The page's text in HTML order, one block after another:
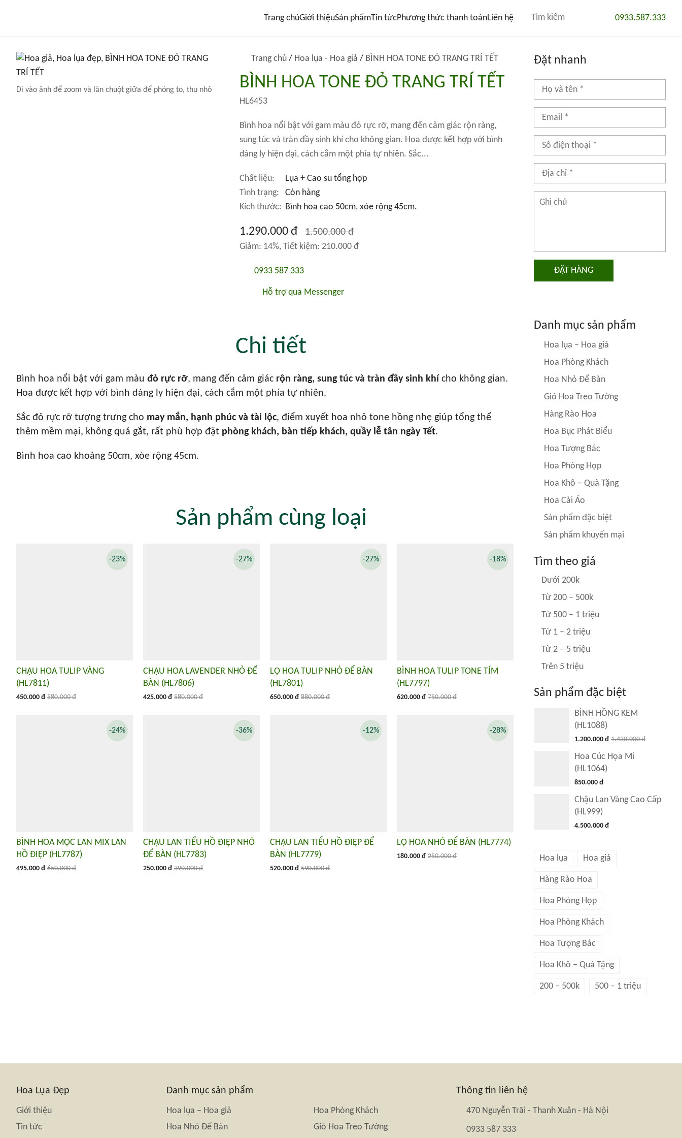
Trang chủGiới thiệuSản phẩmTin tức Phương thức thanh toánLiên hệ 0933.587.333
Di vào ảnh để zoom và lăn chuột giữa để phóng to, thu nhỏ
Trang chủ / Hoa lụa - Hoa giả / BÌNH HOA TONE ĐỎ TRANG TRÍ TẾT
BÌNH HOA TONE ĐỎ TRANG TRÍ TẾT
HL6453
Bình hoa nổi bật với gam màu đỏ rực rỡ, mang đến cảm giác rộn ràng,
sung túc và tràn đầy sinh khí cho không gian. Hoa được kết hợp với bình
dáng ly hiện đại, cách cắm một phía tự nhiên. Sắc...
Chất liệu:
Lụa + Cao su tổng hợp
Tình trạng:
Còn hàng
Kích thước: Bình hoa cao 50cm, xòe rộng 45cm.
1.290.000 đ 1.500.000 đ
Giảm: 14%, Tiết kiệm: 210.000 đ
0933 587 333
Hỗ trợ qua Messenger
Đặt nhanh
ĐẶT HÀNG
Chi tiết
Bình hoa nổi bật với gam màu đỏ rực rỡ, mang đến cảm giác rộn ràng, sung túc và tràn đầy sinh khí cho không gian.
Hoa được kết hợp với bình dáng ly hiện đại, cách cắm một phía tự nhiên.
Sắc đỏ rực rỡ tượng trưng cho may mắn, hạnh phúc và tài lộc, điểm xuyết hoa nhỏ tone hồng nhẹ giúp tổng thể
thêm mềm mại, không quá gắt, rất phù hợp đặt phòng khách, bàn tiếp khách, quầy lễ tân ngày Tết.
Bình hoa cao khoảng 50cm, xòe rộng 45cm.
Sản phẩm cùng loại
CHẬU HOA TULIP VÀNG
(HL7811)
450.000 đ 580.000 đ
-23%
CHẬU HOA LAVENDER NHỎ ĐỂ
BÀN (HL7806)
425.000 đ 580.000 đ
-27%
LỌ HOA TULIP NHỎ ĐỂ BÀN
(HL7801)
650.000 đ 880.000 đ
-27%
BÌNH HOA TULIP TONE TÍM
(HL7797)
620.000 đ 750.000 đ
-18%
BÌNH HOA MỘC LAN MIX LAN
HỒ ĐIỆP (HL7787)
495.000 đ 650.000 đ
-24%
CHẬU LAN TIỂU HỒ ĐIỆP NHỎ
ĐỂ BÀN (HL7783)
250.000 đ 390.000 đ
-36%
CHẬU LAN TIỂU HỒ ĐIỆP ĐỂ
BÀN (HL7779)
520.000 đ 590.000 đ
-12%
LỌ HOA NHỎ ĐỂ BÀN (HL7774)
180.000 đ 250.000 đ
-28%
Danh mục sản phẩm
Hoa lụa – Hoa giả
Hoa Phòng Khách
Hoa Nhỏ Để Bàn
Giỏ Hoa Treo Tường
Hàng Rào Hoa
Hoa Bục Phát Biểu
Hoa Tượng Bác
Hoa Phòng Họp
Hoa Khô – Quà Tặng
Hoa Cài Áo
Sản phẩm đặc biệt
Sản phẩm khuyến mại
Tìm theo giá
Dưới 200k
Từ 200 – 500k
Từ 500 – 1 triệu
Từ 1 – 2 triệu
Từ 2 – 5 triệu
Trên 5 triệu
Sản phẩm đặc biệt
BÌNH HỒNG KEM
(HL1088)
1.200.000 đ 1.430.000 đ
Hoa Cúc Họa Mi
(HL1064)
850.000 đ
Chậu Lan Vàng Cao Cấp
(HL999)
4.500.000 đ
Hoa lụa Hoa giả
Hàng Rào Hoa
Hoa Phòng Họp
Hoa Phòng Khách
Hoa Tượng Bác
Hoa Khô – Quà Tặng
200 – 500k 500 – 1 triệu
Hoa Lụa Đẹp
Giới thiệu
Tin tức
Danh mục sản phẩm
Hoa lụa – Hoa giả
Hoa Phòng Khách
Hoa Nhỏ Để Bàn
Giỏ Hoa Treo Tường
Thông tin liên hệ
470 Nguyễn Trãi - Thanh Xuân - Hà Nội
0933 587 333